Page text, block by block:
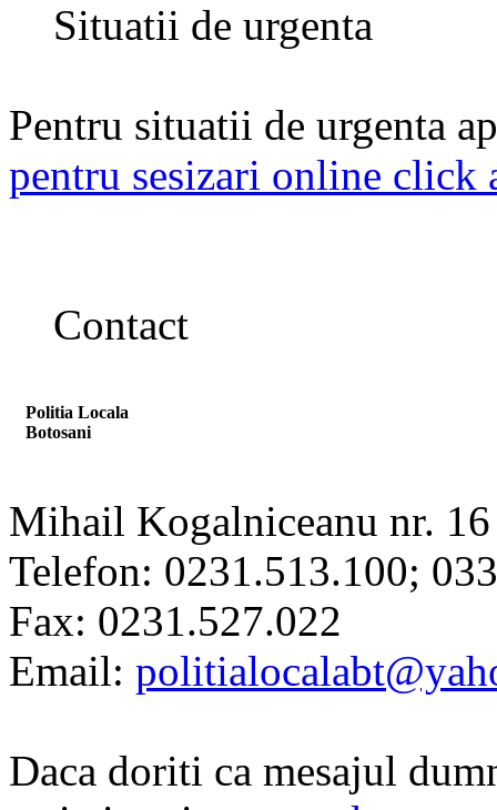
Situatii de urgenta
Pentru situatii de urgenta
pentru sesizari online click
Contact
Politia Locala
Botosani
Mihail Kogalniceanu nr. 16
Telefon: 0231.513.100;
Fax: 0231.527.022
Email:
Daca doriti ca mesajul